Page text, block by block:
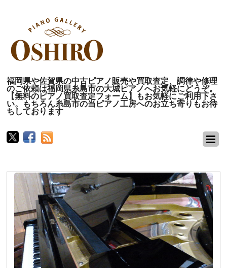
福岡県や佐賀県の中古ピアノ販売や買取査定、調律や修理
のご依頼は福岡県糸島市の大城ピアノへお気軽にどうぞ。
【無料のピアノ買取査定フォーム】もお気軽にご利用下さ
い。もちろん糸島市の当ピアノ工房へのお立ち寄りもお待
ちしております